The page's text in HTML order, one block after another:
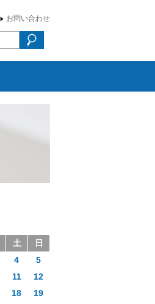
お問い合わせ
土
日
4
5
11
12
18
19